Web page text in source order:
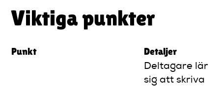
Viktiga punkter
Punkt Detaljer
Deltagare lär
sig att skriva